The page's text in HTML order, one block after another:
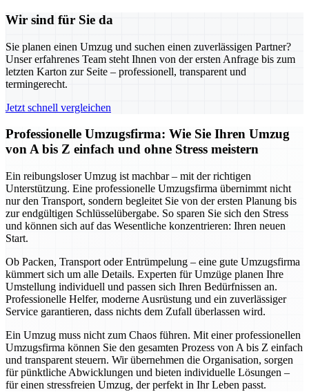
Wir sind für Sie da
Sie planen einen Umzug und suchen einen zuverlässigen Partner?
Unser erfahrenes Team steht Ihnen von der ersten Anfrage bis zum
letzten Karton zur Seite – professionell, transparent und
termingerecht.
Jetzt schnell vergleichen
Professionelle Umzugsfirma: Wie Sie Ihren Umzug
von A bis Z einfach und ohne Stress meistern
Ein reibungsloser Umzug ist machbar – mit der richtigen
Unterstützung. Eine professionelle Umzugsfirma übernimmt nicht
nur den Transport, sondern begleitet Sie von der ersten Planung bis
zur endgültigen Schlüsselübergabe. So sparen Sie sich den Stress
und können sich auf das Wesentliche konzentrieren: Ihren neuen
Start.
Ob Packen, Transport oder Entrümpelung – eine gute Umzugsfirma
kümmert sich um alle Details. Experten für Umzüge planen Ihre
Umstellung individuell und passen sich Ihren Bedürfnissen an.
Professionelle Helfer, moderne Ausrüstung und ein zuverlässiger
Service garantieren, dass nichts dem Zufall überlassen wird.
Ein Umzug muss nicht zum Chaos führen. Mit einer professionellen
Umzugsfirma können Sie den gesamten Prozess von A bis Z einfach
und transparent steuern. Wir übernehmen die Organisation, sorgen
für pünktliche Abwicklungen und bieten individuelle Lösungen –
für einen stressfreien Umzug, der perfekt in Ihr Leben passt.